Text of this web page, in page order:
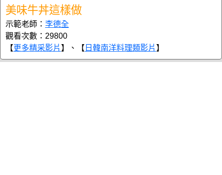
美味牛丼這樣做
示範老師： 李德全
觀看次數：29800
【更多精采影片 】、【 日韓南洋料理類影片 】